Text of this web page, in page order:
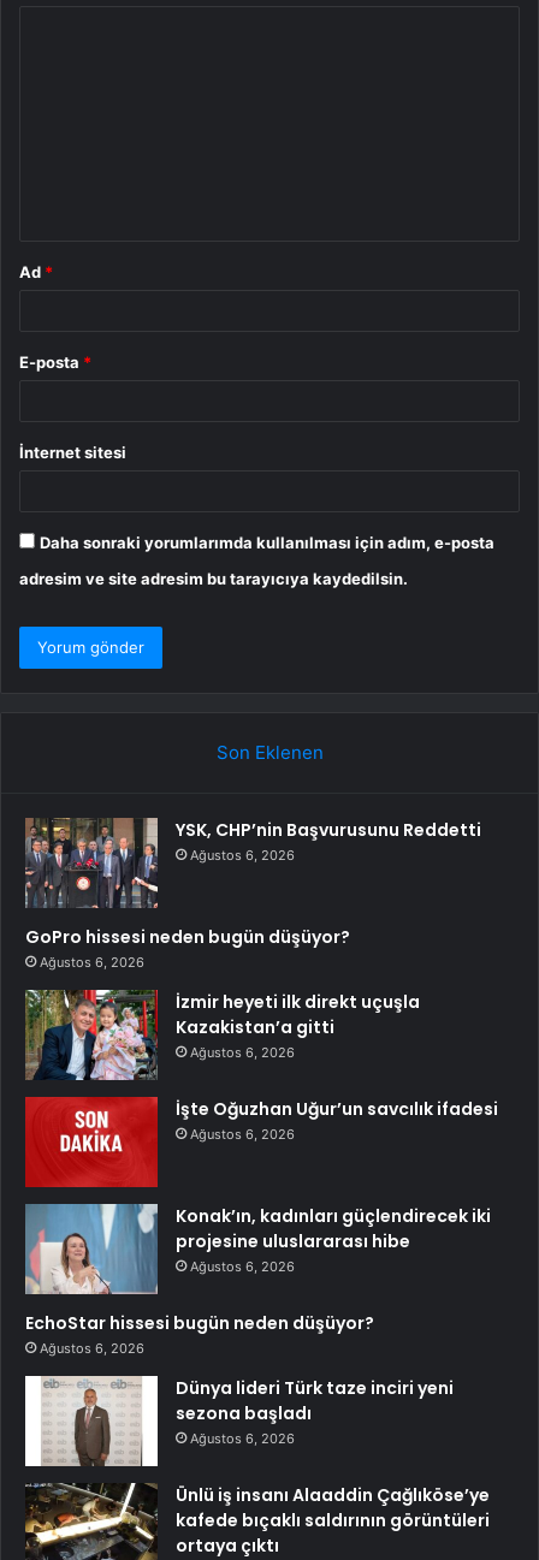
Ad *
E-posta *
İnternet sitesi
Daha sonraki yorumlarımda kullanılması için adım, e-posta
adresim ve site adresim bu tarayıcıya kaydedilsin.
Son Eklenen
YSK, CHP’nin Başvurusunu Reddetti
Ağustos 6, 2026
GoPro hissesi neden bugün düşüyor?
Ağustos 6, 2026
İzmir heyeti ilk direkt uçuşla
Kazakistan’a gitti
Ağustos 6, 2026
İşte Oğuzhan Uğur’un savcılık ifadesi
Ağustos 6, 2026
Konak’ın, kadınları güçlendirecek iki
projesine uluslararası hibe
Ağustos 6, 2026
EchoStar hissesi bugün neden düşüyor?
Ağustos 6, 2026
Dünya lideri Türk taze inciri yeni
sezona başladı
Ağustos 6, 2026
Ünlü iş insanı Alaaddin Çağlıköse’ye
kafede bıçaklı saldırının görüntüleri
ortaya çıktı